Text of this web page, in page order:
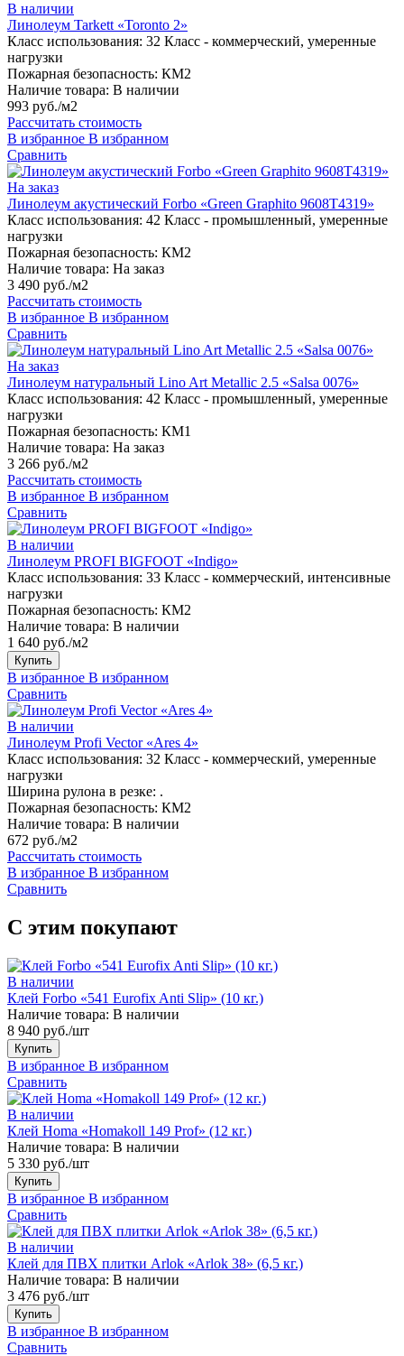
В наличии
Линолеум Tarkett «Toronto 2»
Класс использования: 32 Класс - коммерческий, умеренные
нагрузки
Пожарная безопасность: КМ2
Наличие товара: В наличии
993 руб./м2
Рассчитать стоимость
В избранное В избранном
Сравнить
На заказ
Линолеум акустический Forbo «Green Graphito 9608T4319»
Класс использования: 42 Класс - промышленный, умеренные
нагрузки
Пожарная безопасность: КМ2
Наличие товара: На заказ
3 490 руб./м2
Рассчитать стоимость
В избранное В избранном
Сравнить
На заказ
Линолеум натуральный Lino Art Metallic 2.5 «Salsa 0076»
Класс использования: 42 Класс - промышленный, умеренные
нагрузки
Пожарная безопасность: КМ1
Наличие товара: На заказ
3 266 руб./м2
Рассчитать стоимость
В избранное В избранном
Сравнить
В наличии
Линолеум PROFI BIGFOOT «Indigo»
Класс использования: 33 Класс - коммерческий, интенсивные
нагрузки
Пожарная безопасность: КМ2
Наличие товара: В наличии
1 640 руб./м2
Купить
В избранное В избранном
Сравнить
В наличии
Линолеум Profi Vector «Ares 4»
Класс использования: 32 Класс - коммерческий, умеренные
нагрузки
Ширина рулона в резке: .
Пожарная безопасность: КМ2
Наличие товара: В наличии
672 руб./м2
Рассчитать стоимость
В избранное В избранном
Сравнить
С этим покупают
В наличии
Клей Forbo «541 Eurofix Anti Slip» (10 кг.)
Наличие товара: В наличии
8 940 руб./шт
Купить
В избранное В избранном
Сравнить
В наличии
Клей Homa «Homakoll 149 Prof» (12 кг.)
Наличие товара: В наличии
5 330 руб./шт
Купить
В избранное В избранном
Сравнить
В наличии
Клей для ПВХ плитки Arlok «Arlok 38» (6,5 кг.)
Наличие товара: В наличии
3 476 руб./шт
Купить
В избранное В избранном
Сравнить